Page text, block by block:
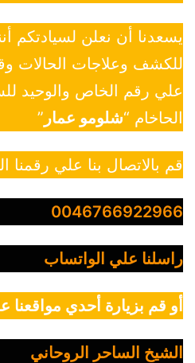
يسعدنا أن نعلن لسيادتكم
للكشف وعلاجات الحالات
علي رقم الخاص والوحيد
الحاخام “شلومو عمار ”
قم بالاتصال بنا علي رقمنا
0046766922966
راسلنا علي الواتساب
أو قم بزيارة أحدي مواقعنا
الشيخ الساحر الروحاني